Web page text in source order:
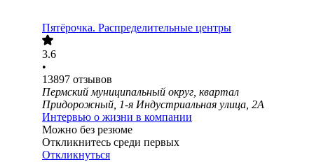
Пятёрочка. Распределительные центры
3.6
•
13897 отзывов
Пермский муниципальный округ, квартал
Придорожный, 1-я Индустриальная улица, 2А
Интервью о жизни в компании
Можно без резюме
Откликнитесь среди первых
Откликнуться